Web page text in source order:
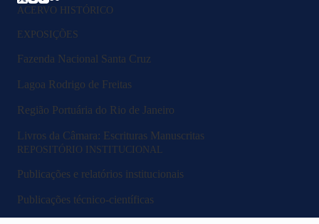
ACERVO HISTÓRICO
EXPOSIÇÕES
Fazenda Nacional Santa Cruz
Lagoa Rodrigo de Freitas
Região Portuária do Rio de Janeiro
Livros da Câmara: Escrituras Manuscritas
REPOSITÓRIO INSTITUCIONAL
Publicações e relatórios institucionais
Publicações técnico-científicas